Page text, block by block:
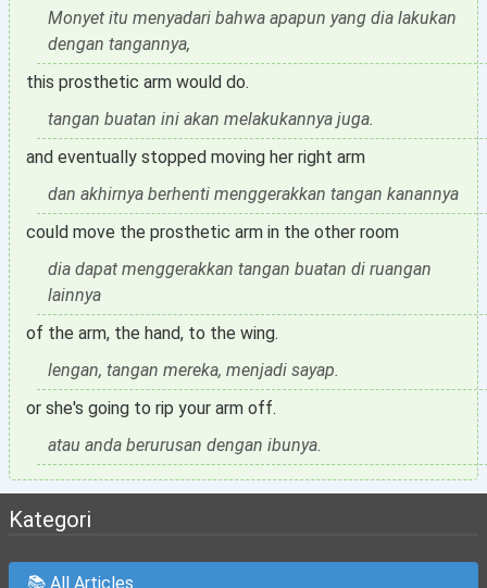
Monyet itu menyadari bahwa apapun yang dia lakukan
dengan tangannya,
this prosthetic arm would do.
tangan buatan ini akan melakukannya juga.
and eventually stopped moving her right arm
dan akhirnya berhenti menggerakkan tangan kanannya
could move the prosthetic arm in the other room
dia dapat menggerakkan tangan buatan di ruangan
lainnya
of the arm, the hand, to the wing.
lengan, tangan mereka, menjadi sayap.
or she's going to rip your arm off.
atau anda berurusan dengan ibunya.
Kategori
📚 All Articles